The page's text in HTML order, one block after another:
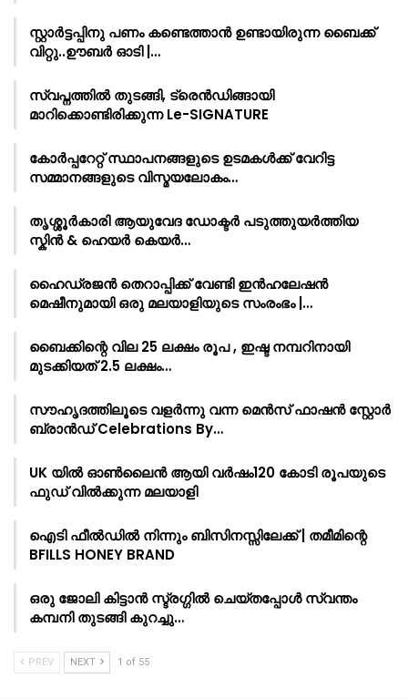
സ്റ്റാർട്ടപ്പിനു പണം കണ്ടെത്താൻ ഉണ്ടായിരുന്ന ബൈക്ക്
വിറ്റു..ഊബർ ഓടി |…
സ്വപ്നത്തിൽ തുടങ്ങി, ട്രെൻഡിങ്ങായി
മാറിക്കൊണ്ടിരിക്കുന്ന Le-SIGNATURE
കോർപ്പറേറ്റ് സ്ഥാപനങ്ങളുടെ ഉടമകൾക്ക് വേറിട്ട
സമ്മാനങ്ങളുടെ വിസ്മയലോകം…
തൃശ്ശൂർകാരി ആയുവേദ ഡോക്ടർ പടുത്തുയർത്തിയ
സ്കിൻ & ഹെയർ കെയർ…
ഹൈഡ്രജൻ തെറാപ്പിക്ക് വേണ്ടി ഇൻഹലേഷൻ
മെഷീനുമായി ഒരു മലയാളിയുടെ സംരംഭം |…
ബൈക്കിന്റെ വില 25 ലക്ഷം രൂപ , ഇഷ്ട നമ്പറിനായി
മുടക്കിയത് 2.5 ലക്ഷം…
സൗഹൃദത്തിലൂടെ വളർന്നു വന്ന മെൻസ് ഫാഷൻ സ്റ്റോർ
ബ്രാൻഡ് Celebrations By…
UK യിൽ ഓൺലൈൻ ആയി വർഷം120 കോടി രൂപയുടെ
ഫുഡ് വിൽക്കുന്ന മലയാളി
ഐടി ഫീൽഡിൽ നിന്നും ബിസിനസ്സിലേക്ക് | തമീമിന്റെ
BFILLS HONEY BRAND
ഒരു ജോലി കിട്ടാൻ സ്ട്രഗ്ഗിൽ ചെയ്തപ്പോൾ സ്വന്തം
കമ്പനി തുടങ്ങി കുറച്ചു…
PREV NEXT 1 of 55